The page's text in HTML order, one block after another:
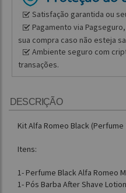
Satisfação garantida ou
Pagamento via
sua compra caso não esteja
Ambiente seguro com
transações.
DESCRIÇÃO
Kit Alfa Romeo Black
Itens:
1- Perfume Black Alfa Romeo
1- Pós Barba After Shave